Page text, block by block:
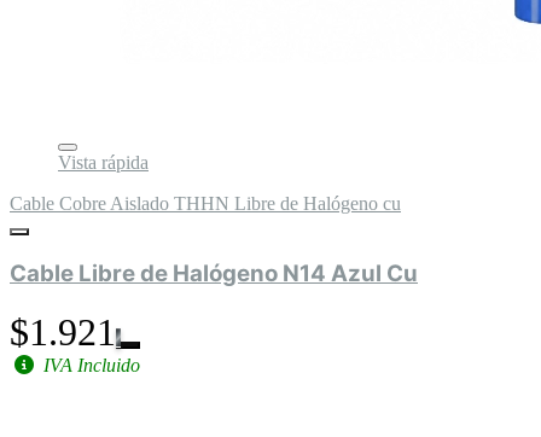
Vista rápida
Cable Cobre Aislado THHN Libre de Halógeno cu
Cable Libre de Halógeno N14 Azul Cu
$1.921
IVA Incluido